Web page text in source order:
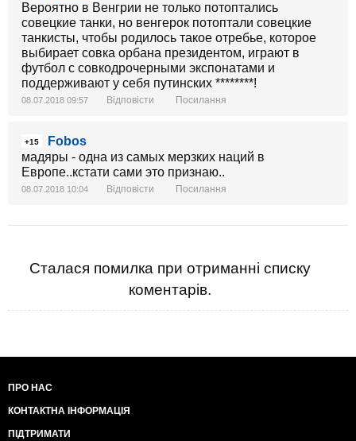
Вероятно в Венгрии не только потоптались
совецкие танки, но венгерок потоптали совецкие
танкисты, чтобы родилось такое отребье, которое
выбирает совка орбана президентом, играют в
футбол с совкодрочерными экспонатами и
поддерживают у себя путинских ********!
08.07.2018 09:57 Відповісти Посилання
+15
Fobos
мадяры - одна из самых мерзких наций в
Европе..кстати сами это признаю..
08.07.2018 10:04 Відповісти Посилання
Сталася помилка при отриманні списку
коментарів.
ПРО НАС
КОНТАКТНА ІНФОРМАЦІЯ
ПІДТРИМАТИ